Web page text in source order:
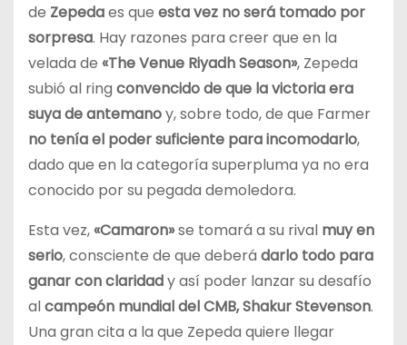
de Zepedaes que esta vez no será tomado por
sorpresa. Hay razones para creer que en la
velada de «The Venue Riyadh Season», Zepeda
subió al ring convencido de que la victoria era
suya de antemanoy, sobre todo, de que Farmer
no tenía el poder suficiente para incomodarlo,
dado que en la categoría superpluma ya no era
conocido por su pegada demoledora.
Esta vez,«Camaron»se tomará a su rival muy en
serio, consciente de que deberá darlo todo para
ganar con claridady así poder lanzar su desafío
alcampeón mundial del CMB, Shakur Stevenson.
Una gran cita a la que Zepeda quiere llegar